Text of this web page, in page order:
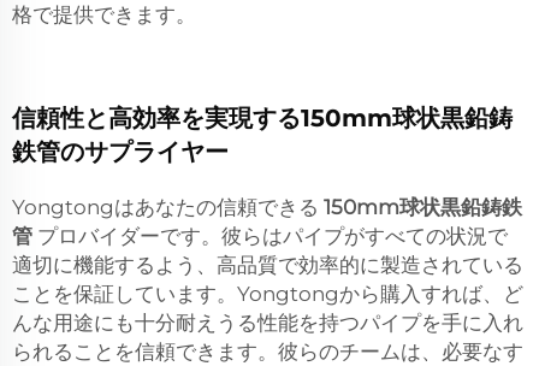
格で提供できます。
信頼性と高効率を実現する150mm球状黒鉛鋳
鉄管のサプライヤー
Yongtongはあなたの信頼できる 150mm球状黒鉛鋳鉄
管 プロバイダーです。彼らはパイプがすべての状況で
適切に機能するよう、高品質で効率的に製造されている
ことを保証しています。Yongtongから購入すれば、ど
んな用途にも十分耐えうる性能を持つパイプを手に入れ
られることを信頼できます。彼らのチームは、必要なす